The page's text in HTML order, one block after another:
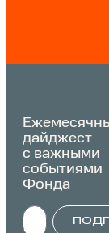
дайджест
с важными
событиями
Фонда